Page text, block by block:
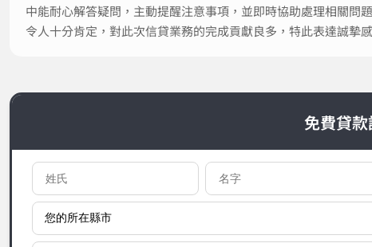
中能耐心解答疑問，主動提醒注意事項，並即時協助處理相關問
令人十分肯定，對此次信貸業務的完成貢獻良多，特此表達誠摯
免費貸